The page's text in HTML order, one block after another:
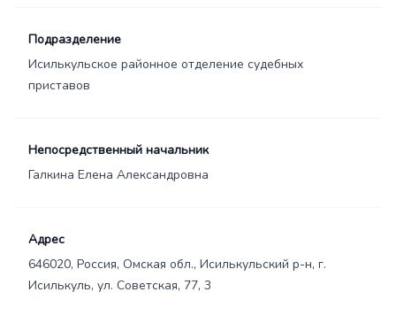
Подразделение
Исилькульское районное отделение судебных
приставов
Непосредственный начальник
Галкина Елена Александровна
Адрес
646020, Россия, Омская обл., Исилькульский р-н, г.
Исилькуль, ул. Советская, 77, 3